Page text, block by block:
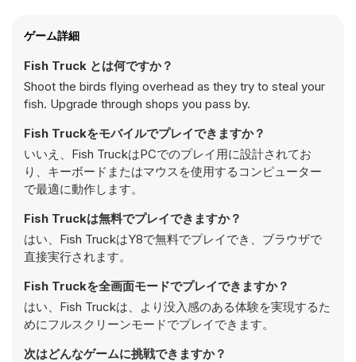
ゲーム詳細
Fish Truck とは何ですか？
Shoot the birds flying overhead as they try to steal your
fish. Upgrade through shops you pass by.
Fish Truckをモバイルでプレイできますか？
いいえ、Fish TruckはPCでのプレイ用に設計されてお
り、キーボードまたはマウスを使用するコンピューター
で最適に動作します。
Fish Truckは無料でプレイできますか？
はい、Fish TruckはY8で無料でプレイでき、ブラウザで
直接実行されます。
Fish Truckを全画面モードでプレイできますか？
はい、Fish Truckは、より没入感のある体験を実現するた
めにフルスクリーンモードでプレイできます。
次はどんなゲームに挑戦できますか？